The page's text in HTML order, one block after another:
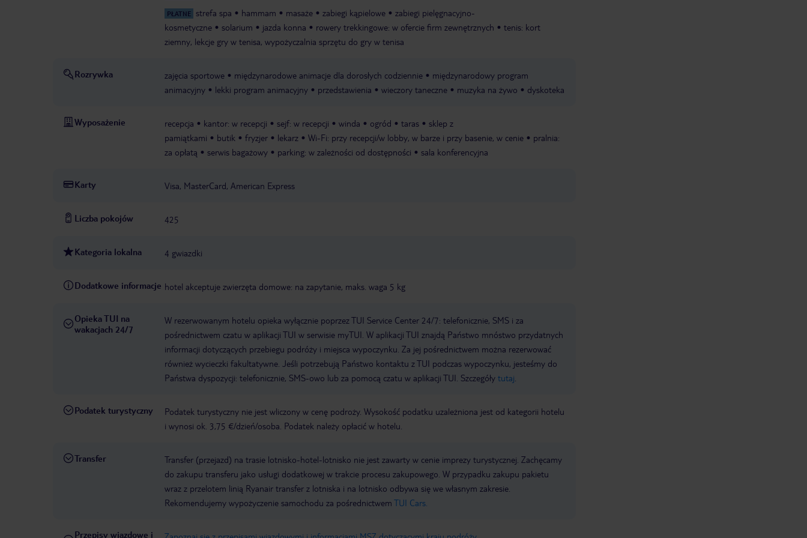
PŁATNE strefa spa hammam masaże zabiegi kąpielowe
zabiegi pielęgnacyjno-
kosmetyczne
solarium jazda konna rowery trekkingowe: w ofercie firm zewnętrznych
tenis: kort
ziemny, lekcje gry w tenisa, wypożyczalnia sprzętu do gry w tenisa
Rozrywka zajęcia sportowe międzynarodowe animacje dla dorosłych codziennie
międzynarodowy program
animacyjny
lekki program animacyjny przedstawienia wieczory taneczne muzyka na żywo dyskoteka
Wyposażenie recepcja kantor: w recepcji sejf: w recepcji winda ogród taras
sklep z
pamiątkami
butik fryzjer lekarz Wi-Fi: przy recepcji/w lobby, w barze i przy basenie, w cenie
pralnia:
za opłatą
serwis bagażowy parking: w zależności od dostępności sala konferencyjna
Karty Visa, MasterCard, American Express
Liczba pokojów 425
Kategoria lokalna 4 gwiazdki
Dodatkowe informacje hotel akceptuje zwierzęta domowe: na zapytanie, maks. waga 5 kg
Opieka TUI na
wakacjach 24/7
W rezerwowanym hotelu opieka wyłącznie poprzez TUI Service Center 24/7: telefonicznie, SMS i za
pośrednictwem czatu w aplikacji TUI w serwisie myTUI. W aplikacji TUI znajdą Państwo mnóstwo przydatnych
informacji dotyczących przebiegu podróży i miejsca wypoczynku. Za jej pośrednictwem można rezerwować
również wycieczki fakultatywne. Jeśli potrzebują Państwo kontaktu z TUI podczas wypoczynku, jesteśmy do
Państwa dyspozycji: telefonicznie, SMS-owo lub za pomocą czatu w aplikacji TUI. Szczegóły tutaj
Podatek turystyczny
Podatek turystyczny nie jest wliczony w cenę podroży. Wysokość podatku uzależniona jest od kategorii hotelu
i wynosi ok. 3,75 €/dzień/osoba. Podatek należy opłacić w hotelu.
Transfer
Transfer (przejazd) na trasie lotnisko-hotel-lotnisko nie jest zawarty w cenie imprezy turystycznej. Zachęcamy
do zakupu transferu jako usługi dodatkowej w trakcie procesu zakupowego. W przypadku zakupu pakietu
wraz z przelotem linią Ryanair transfer z lotniska i na lotnisko odbywa się we własnym zakresie.
Rekomendujemy wypożyczenie samochodu za pośrednictwem TUI Cars.
Przepisy wjazdowe i